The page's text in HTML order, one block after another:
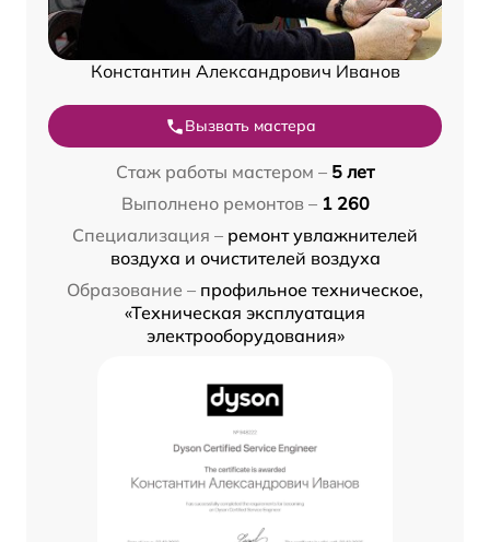
Константин Александрович Иванов
Вызвать мастера
Стаж работы мастером – 5 лет
Выполнено ремонтов – 1 260
Специализация – ремонт увлажнителей
воздуха и очистителей воздуха
Образование – профильное техническое,
«Техническая эксплуатация
электрооборудования»